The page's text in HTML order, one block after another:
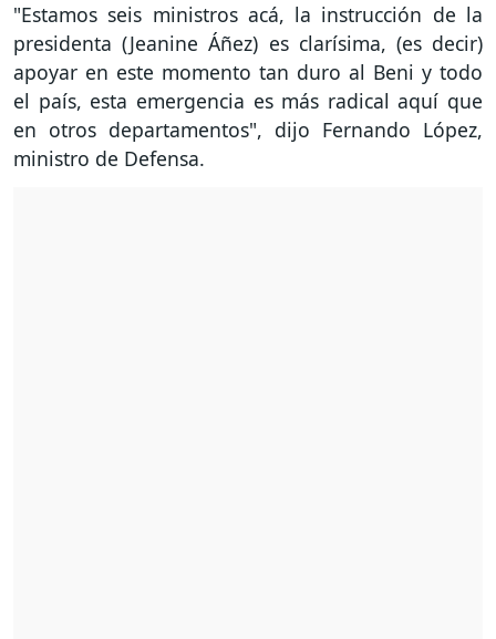
"Estamos seis ministros acá, la instrucción de la
presidenta (Jeanine Áñez) es clarísima, (es decir)
apoyar en este momento tan duro al Beni y todo
el país, esta emergencia es más radical aquí que
en otros departamentos", dijo Fernando López,
ministro de Defensa.